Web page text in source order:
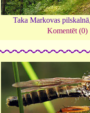
Taka Markovas
Komentēt (0)